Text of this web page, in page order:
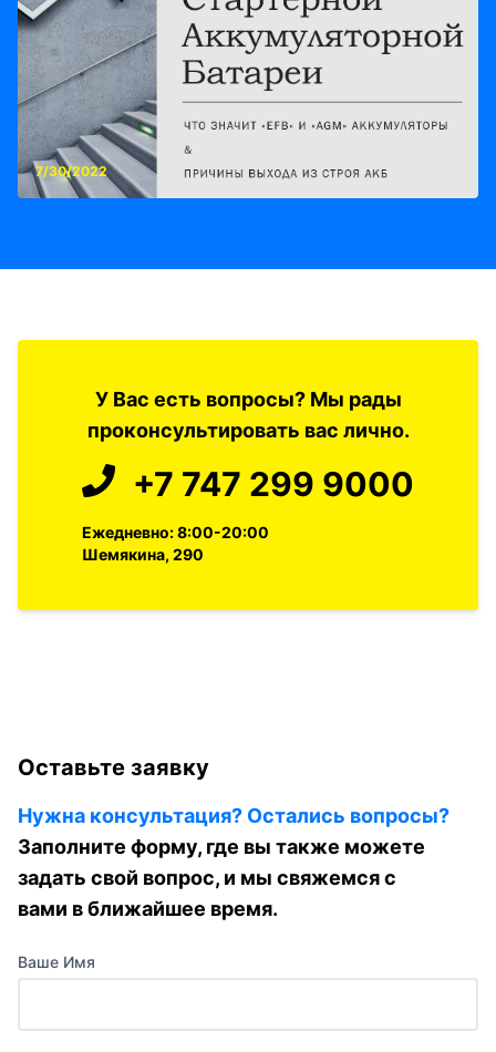
7/30/2022
У Вас есть вопросы? Мы рады
проконсультировать вас лично.
+7 747 299 9000
Ежедневно: 8:00-20:00
Шемякина, 290
Оставьте заявку
Нужна консультация? Остались вопросы?
Заполните форму, где вы также можете
задать свой вопрос, и мы свяжемся с
вами в ближайшее время.
Ваше Имя